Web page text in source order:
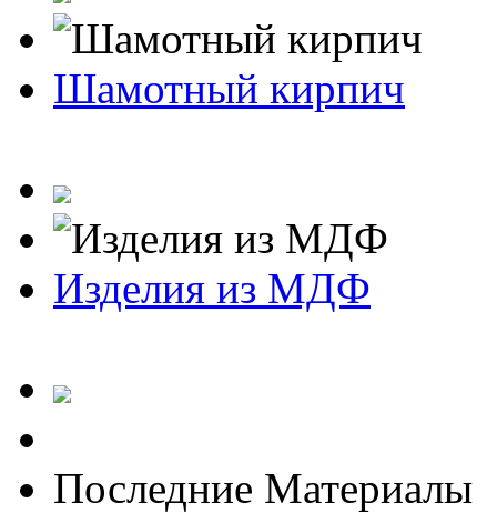
Шамотный кирпич
Изделия из МДФ
Последние Материалы